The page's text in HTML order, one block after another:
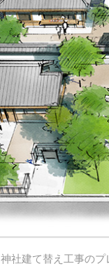
神社建て替え工事のプ